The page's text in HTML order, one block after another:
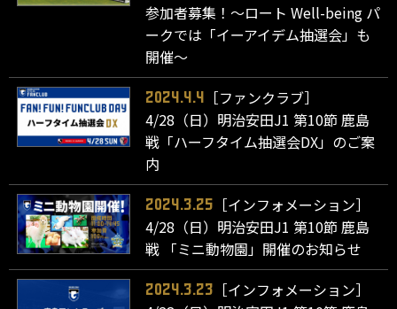
参加者募集！～ロート Well-being パ
ークでは「イーアイデム抽選会」も
開催～
2024.4.4
［ファンクラブ］
4/28（日）明治安田J1 第10節 鹿島
戦「ハーフタイム抽選会DX」のご案
内
2024.3.25
［インフォメーション］
4/28（日）明治安田J1 第10節 鹿島
戦 「ミニ動物園」開催のお知らせ
2024.3.23
［インフォメーション］